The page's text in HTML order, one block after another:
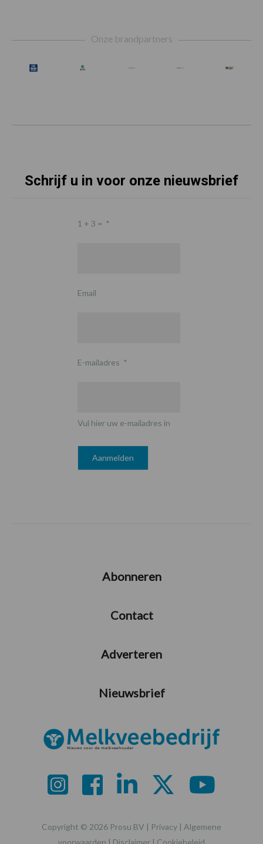
Onze brandpartners
Schrijf u in voor onze nieuwsbrief
1 + 3 = *
Email
E-mailadres *
Vul hier uw e-mailadres in
Abonneren
Contact
Adverteren
Nieuwsbrief
Copyright © 2026 Prosu BV | Privacy | Algemene
voorwaarden | Disclaimer | Cookiebeleid